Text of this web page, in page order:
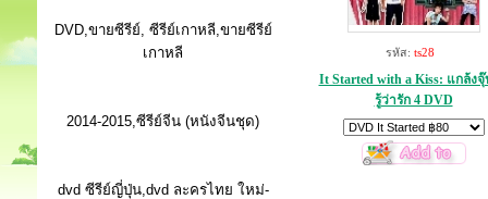
DVD,ขายซีรีย์, ซีรีย์เกาหลี,ขายซีรีย์
เกาหลี
2014-2015,ซีรีย์จีน (หนังจีนชุด)
dvd ซีรีย์ญี่ปุ่น,dvd ละครไทย ใหม่-
รหัส: ts28
It Started with a Kiss: แกล้ง
รู้ว่ารัก 4 DVD